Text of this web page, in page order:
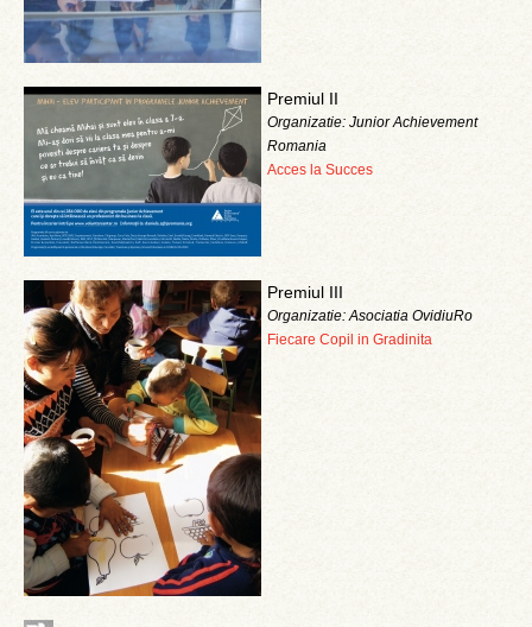
Premiul II
Organizatie: Junior Achievement
Romania
Acces la Succes
Premiul III
Organizatie: Asociatia OvidiuRo
Fiecare Copil in Gradinita